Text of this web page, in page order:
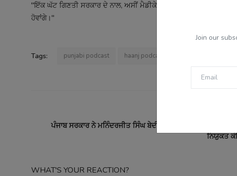
Join our
"ਇੱਕ ਘੱਟ ਗਿਣਤੀ ਸਰਕਾਰ ਦੇ ਨਾਲ, ਅਸੀਂ ਮੈਡੀਕੇਅਰ ਵਿੱਚ ਦੰਦਾਂ ਅਤੇ
ਹੋਵਾਂਗੇ।"
Tags: punjabi podcast haanj podcast
ਪੰਜਾਬ ਸਰਕਾਰ ਨੇ ਮਨਿੰਦਰਜੀਤ ਸਿੰਘ ਬੇਦੀ ਨੂੰ ਨਵਾਂ ਐਡਵੋਕੇਟ ਜਨਰਲ
ਨਿਯੁਕਤ
WHAT'S YOUR REACTION?